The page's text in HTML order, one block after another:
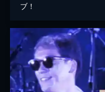
ブ！